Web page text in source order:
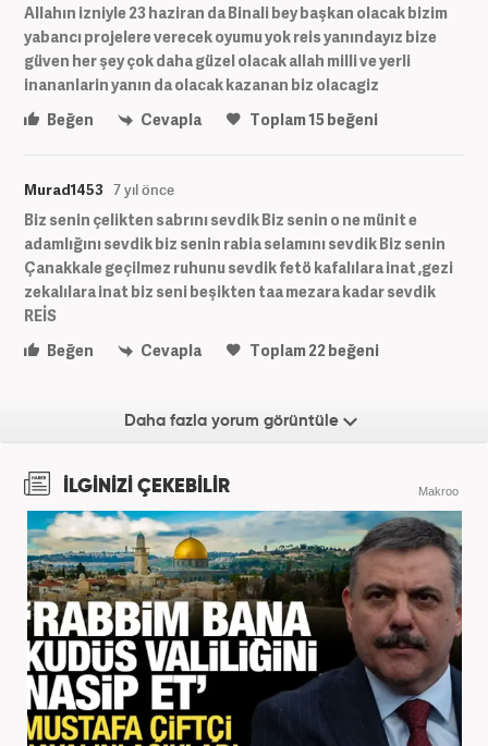
Allahın izniyle 23 haziran da Binali bey başkan olacak bizim
yabancı projelere verecek oyumu yok reis yanındayız bize
güven her şey çok daha güzel olacak allah milli ve yerli
inananlarin yanın da olacak kazanan biz olacagiz
Beğen
Cevapla Toplam15beğeni
Murad1453 7 yıl önce
Biz senin çelikten sabrını sevdik Biz senin o ne münit e
adamlığını sevdik biz senin rabia selamını sevdik Biz senin
Çanakkale geçilmez ruhunu sevdik fetö kafalılara inat ,gezi
zekalılara inat biz seni beşikten taa mezara kadar sevdik
REİS
Beğen
Cevapla Toplam22beğeni
Daha fazla yorum görüntüle
İLGİNİZİ ÇEKEBİLİR Makroo